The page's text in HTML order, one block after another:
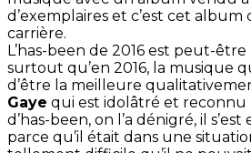
d’exemplaires et c’est cet album
carrière.
L’has-been de 2016 est peut-
surtout qu’en 2016, la musique
d’être la meilleure
Gaye qui est idolâtré et reconnu
d’has-been, on l’a dénigré, il
parce qu’il était dans une